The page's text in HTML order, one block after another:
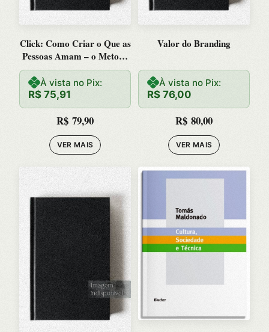
Click: Como Criar o Que as
Pessoas Amam – o Metodo
Comprovado das Maiores S
À vista no Pix:
R$ 75,91
R$ 79,90
VER MAIS
Valor do Branding
À vista no Pix:
R$ 76,00
R$ 80,00
VER MAIS